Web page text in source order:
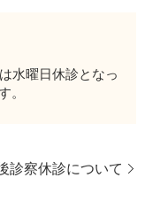
水曜日休診となっ
。
診察休診について